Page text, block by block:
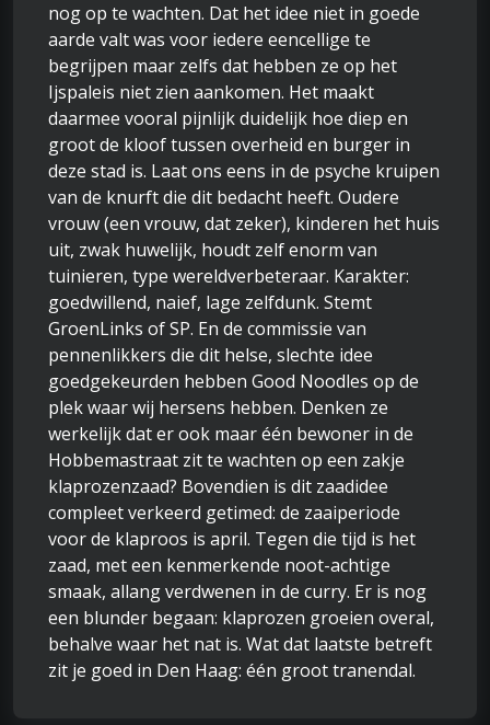
nog op te wachten. Dat het idee niet in goede
aarde valt was voor iedere eencellige te
begrijpen maar zelfs dat hebben ze op het
Ijspaleis niet zien aankomen. Het maakt
daarmee vooral pijnlijk duidelijk hoe diep en
groot de kloof tussen overheid en burger in
deze stad is. Laat ons eens in de psyche kruipen
van de knurft die dit bedacht heeft. Oudere
vrouw (een vrouw, dat zeker), kinderen het huis
uit, zwak huwelijk, houdt zelf enorm van
tuinieren, type wereldverbeteraar. Karakter:
goedwillend, naief, lage zelfdunk. Stemt
GroenLinks of SP. En de commissie van
pennenlikkers die dit helse, slechte idee
goedgekeurden hebben Good Noodles op de
plek waar wij hersens hebben. Denken ze
werkelijk dat er ook maar één bewoner in de
Hobbemastraat zit te wachten op een zakje
klaprozenzaad? Bovendien is dit zaadidee
compleet verkeerd getimed: de zaaiperiode
voor de klaproos is april. Tegen die tijd is het
zaad, met een kenmerkende noot-achtige
smaak, allang verdwenen in de curry. Er is nog
een blunder begaan: klaprozen groeien overal,
behalve waar het nat is. Wat dat laatste betreft
zit je goed in Den Haag: één groot tranendal.